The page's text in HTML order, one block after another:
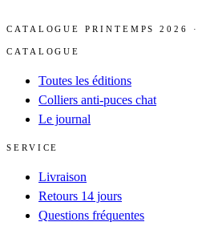
CATALOGUE PRINTEMPS 2026
CATALOGUE
Toutes les éditions
Colliers anti-puces chat
Le journal
SERVICE
Livraison
Retours 14 jours
Questions fréquentes